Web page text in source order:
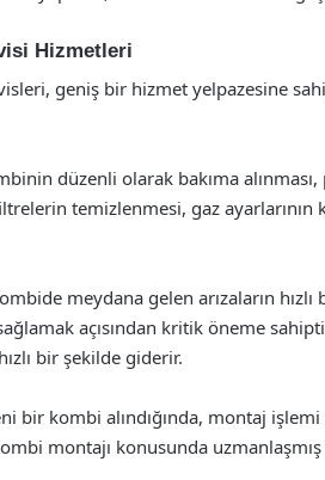
Hizmetleri
geniş bir hizmet yelpazesine
düzenli olarak bakıma alınması,
temizlenmesi, gaz
meydana gelen arızaların
açısından kritik öneme
bir şekilde giderir.
bir kombi alındığında, montaj işlemi
montajı konusunda